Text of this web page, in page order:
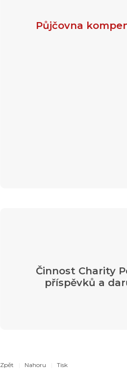
Půjčovna
Činnost Charity
příspěvků a
Zpět Nahoru Tisk